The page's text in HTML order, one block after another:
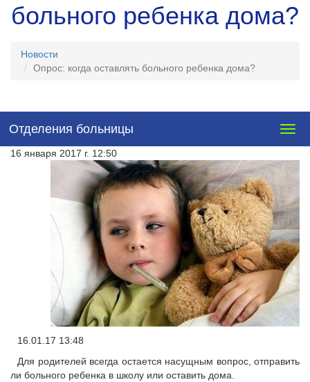
больного ребенка дома?
Новости
Опрос: когда оставлять больного ребенка дома?
Отделения больницы
16 января 2017 г. 12:50
16.01.17 13:48
Для родителей всегда остается насущным вопрос, отправить
ли больного ребенка в школу или оставить дома.